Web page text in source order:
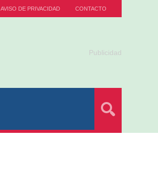
AVISO DE PRIVACIDAD CONTACTO
Publicidad